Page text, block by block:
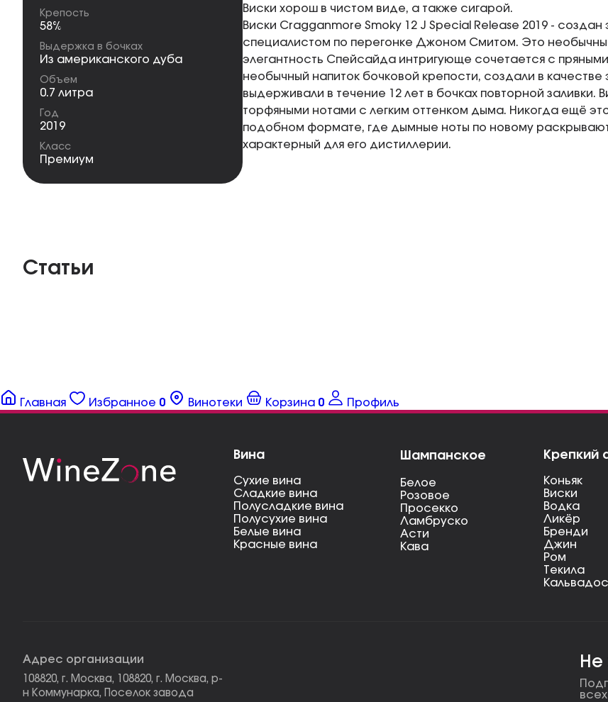
Крепость
58%
Выдержка в бочках
Из американского дуба
Объем
0.7 литра
Год
2019
Класс
Премиум
Виски хорош в чистом виде, а также сигарой.
Виски Cragganmore Smoky 12 J Special Release 2019 - создан
специалистом по перегонке Джоном Смитом. Это
элегантность Спейсайда интригующе сочетается с
необычный напиток бочковой крепости, создали в качестве
выдерживали в течение 12 лет в бочках повторной
торфяными нотами с легким оттенком дыма. Никогда ещё
подобном формате, где дымные ноты по новому раскрывают
характерный для его дистиллерии.
Статьи
Главная Избранное 0 Винотеки Корзина 0 Профиль
Вина
Сухие вина
Сладкие вина
Полусладкие вина
Полусухие вина
Белые вина
Красные вина
Шампанское
Белое
Розовое
Просекко
Ламбруско
Асти
Кава
Крепкий
Коньяк
Виски
Водка
Ликёр
Бренди
Джин
Ром
Текила
Кальвадос
Адрес организации
108820, г. Москва, 108820, г. Москва, р-
н Коммунарка, Поселок завода
Не